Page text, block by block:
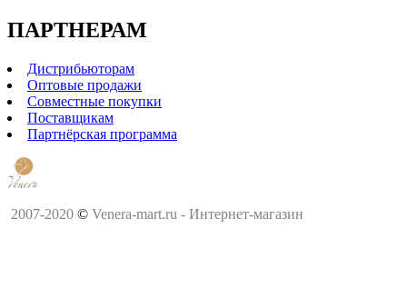
ПАРТНЕРАМ
Дистрибьюторам
Оптовые продажи
Совместные покупки
Поставщикам
Партнёрская программа
2007-2020 © Venera-mart.ru - Интернет-магазин